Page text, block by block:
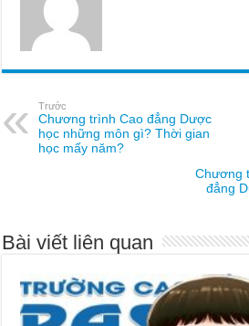
Trước
Chương trình Cao đẳng Dược
học những môn gì? Thời gian
học mấy năm?
Chương
đẳng
Bài viết liên quan